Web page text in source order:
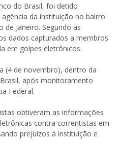
do Brasil, foi detido
da instituição no bairro
de Janeiro. Segundo as
dados capturados a membros
em golpes eletrônicos.
(4 de novembro), dentro da
após monitoramento
Federal.
obtiveram as informações
contra correntistas em
prejuízos à instituição e